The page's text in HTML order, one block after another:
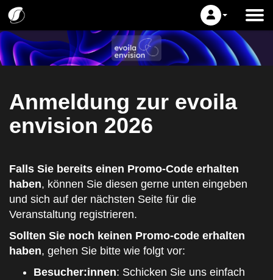
Anmeldung zur evoila
envision 2026
Falls Sie bereits einen Promo-Code erhalten
haben, können Sie diesen gerne unten eingeben
und sich auf der nächsten Seite für die
Veranstaltung registrieren.
Sollten Sie noch keinen Promo-code erhalten
haben, gehen Sie bitte wie folgt vor:
Besucher:innen: Schicken Sie uns einfach